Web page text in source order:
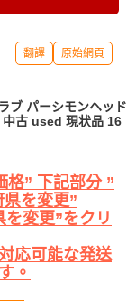
翻譯 原始網頁
ブ パーシモンヘッド
中古 used 現状品 16
格” 下記部分 ”
を変更”
変更”をクリ
応可能な発送
。